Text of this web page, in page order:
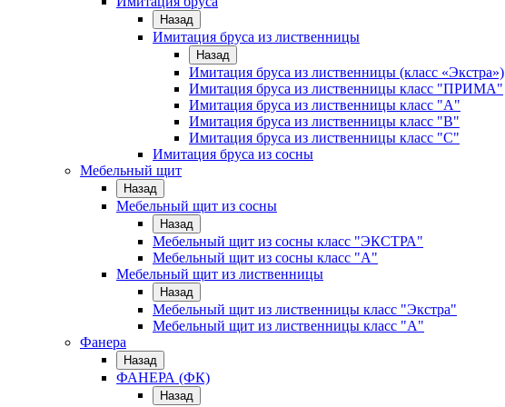
Назад
Имитация бруса из лиственницы
Назад
Имитация бруса из лиственницы (класс «Экстра»)
Имитация бруса из лиственницы класс "ПРИМА"
Имитация бруса из лиственницы класс "А"
Имитация бруса из лиственницы класс "B"
Имитация бруса из лиственницы класс "C"
Имитация бруса из сосны
Мебельный щит
Назад
Мебельный щит из сосны
Назад
Мебельный щит из сосны класс "ЭКСТРА"
Мебельный щит из сосны класс "А"
Мебельный щит из лиственницы
Назад
Мебельный щит из лиственницы класс "Экстра"
Мебельный щит из лиственницы класс "А"
Фанера
Назад
ФАНЕРА (ФК)
Назад